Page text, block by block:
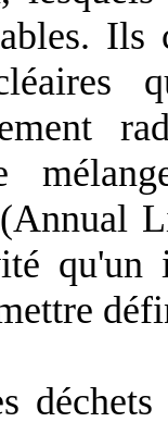
Ils